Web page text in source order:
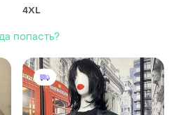
4XL
попасть?